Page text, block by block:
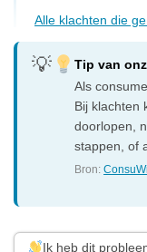
Alle klachten die
Tip van
Als
Bij klachten
doorlopen,
stappen, of
Bron:
Ik heb dit